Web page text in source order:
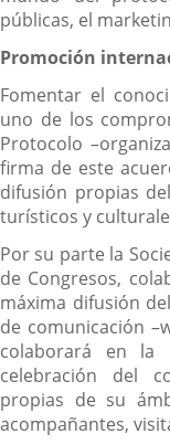
públicas, el
Promoción
Fomentar el
uno de los
Protocolo
firma de este
difusión propias
turísticos y
Por su parte la
de Congresos,
máxima difusión
de comunicación
colaborará en la
celebración del
propias de su
acompañantes,